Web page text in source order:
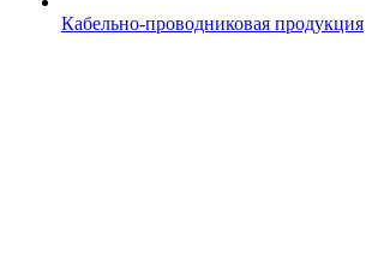
Кабельно-проводниковая продукция